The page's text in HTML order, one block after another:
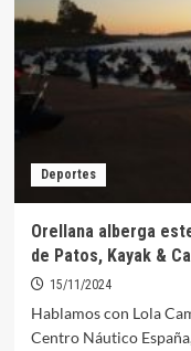
atiende
más
de
30
casos
por
Género
en
la
Deportes
Orellana alberga
de Patos, Kayak &
15/11/2024
Hablamos con Lola
Centro Náutico